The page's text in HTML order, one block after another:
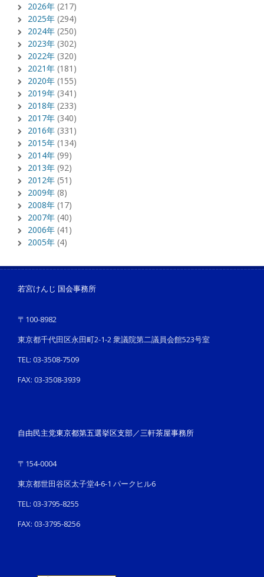
2026年 (217)
2025年 (294)
2024年 (250)
2023年 (302)
2022年 (320)
2021年 (181)
2020年 (155)
2019年 (341)
2018年 (233)
2017年 (340)
2016年 (331)
2015年 (134)
2014年 (99)
2013年 (92)
2012年 (51)
2009年 (8)
2008年 (17)
2007年 (40)
2006年 (41)
2005年 (4)
若宮けんじ 国会事務所
〒100-8982
東京都千代田区永田町2-1-2 衆議院第二議員会館523号室
TEL: 03-3508-7509
FAX: 03-3508-3939
自由民主党東京都第五選挙区支部／三軒茶屋事務所
〒154-0004
東京都世田谷区太子堂4-6-1 パークヒル6
TEL: 03-3795-8255
FAX: 03-3795-8256